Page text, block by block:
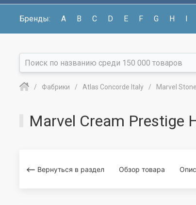
Бренды: A B C D E F G H I
Фабрики Atlas Concorde Italy Marvel Stone
Marvel Cream Prestige
Вернуться в раздел Обзор товара